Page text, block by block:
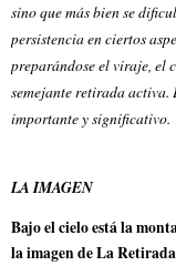
sino que más bien se
persistencia en ciertos
preparándose el viraje, el
semejante retirada activa.
importante y significativo.
LA IMAGEN
Bajo el cielo está la
la imagen de La